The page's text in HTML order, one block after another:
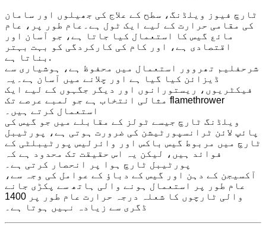
ٹارچ فیوز ویلڈنگ، سطح کے علاج کی جھیلوں اور سامان
کی مقامی حرارت کے لیے ایک ٹول ہے۔عام طور پر، عام
مائع گیس کا استعمال کیا جاتا ہے، جو آسان اور
اقتصادی ہے، اور کام کی کارکردگی کو بہت بہتر
بناتا ہے.
شرحفلیم تھروور استعمال میں محفوظ ہے، ہوشیاری سے
ڈیزائن کیا گیا ہے اور چلانے میں آسان ہے۔یہ
فیکٹریوں، ریستورانوں اور دیگر جگہوں کے لیے ایک
مثالی انتخاب ہے جو لمبے عرصے تک flamethrower
استعمال کرتے ہیں۔
ویلڈنگ ٹارچ جیسے ٹولز کے مقابلے میں جو گیس کی
پائپ لائن ٹرانسپورٹیشن کی ضرورت ہوتی ہے، پورٹیبل
ٹارچ میں مربوط گیس باکس اور وائرلیس پورٹیبلٹی کے
فوائد ہیں، لیکن یہ اس حقیقت تک محدود ہے کہ
پورٹیبل ٹارچ ہوا پر انحصار کرتی ہے۔
آکسیجن کے دہن اور گیس کے دباؤ کے عوامل کی وجہ سے،
عام طور پر استعمال ہونے والی ہاتھ سے پکڑی جانے
والی ٹارچوں کا شعلہ درجہ حرارت عام طور پر 1400
ڈگری سے زیادہ نہیں ہوتا ہے۔